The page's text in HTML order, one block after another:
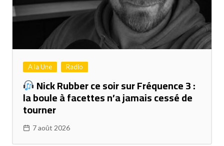
A la Une Radio
Nick Rubber ce soir sur Fréquence 3 :
la boule à facettes n’a jamais cessé de
tourner
7 août 2026